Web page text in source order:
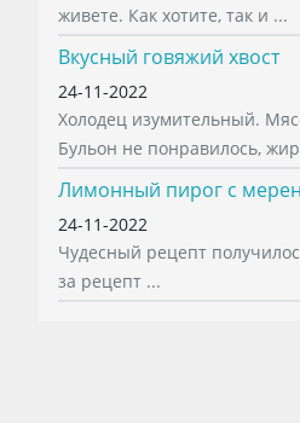
живете. Как хотите, так и ...
Вкусный говяжий хвост
24-11-2022
Холодец изумительный.
Бульон не понравилось,
Лимонный пирог с
24-11-2022
Чудесный рецепт
за рецепт ...